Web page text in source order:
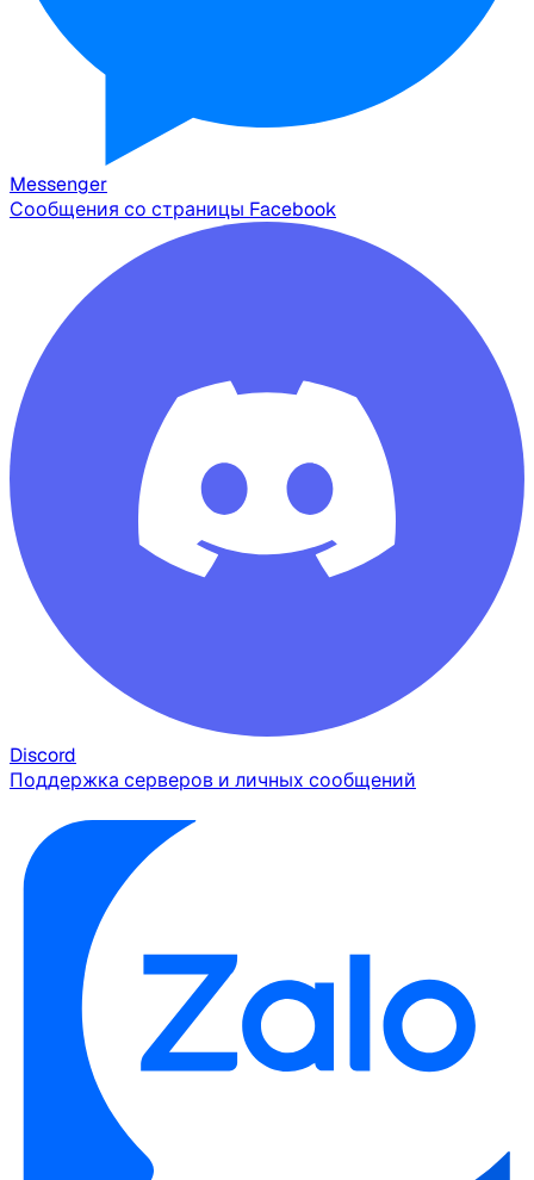
Messenger
Сообщения со страницы Facebook
Discord
Поддержка серверов и личных сообщений